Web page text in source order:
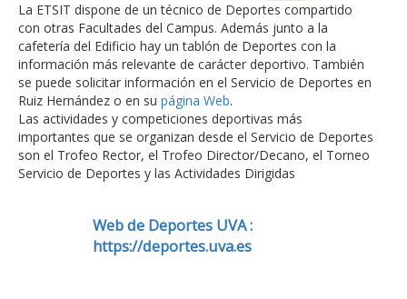
La ETSIT dispone de un técnico de Deportes compartido
con otras Facultades del Campus. Además junto a la
cafetería del Edificio hay un tablón de Deportes con la
información más relevante de carácter deportivo. También
se puede solicitar información en el Servicio de Deportes en
Ruiz Hernández o en su página Web.
Las actividades y competiciones deportivas más
importantes que se organizan desde el Servicio de Deportes
son el Trofeo Rector, el Trofeo Director/Decano, el Torneo
Servicio de Deportes y las Actividades Dirigidas
Web de Deportes UVA :
https://deportes.uva.es